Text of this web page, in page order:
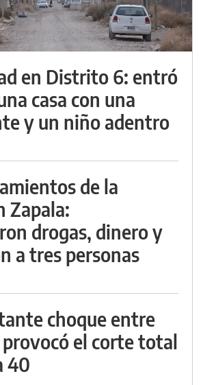
en Distrito 6: entró
casa con una
y un niño adentro
de la
Zapala:
drogas, dinero y
a tres personas
choque entre
el corte total
40